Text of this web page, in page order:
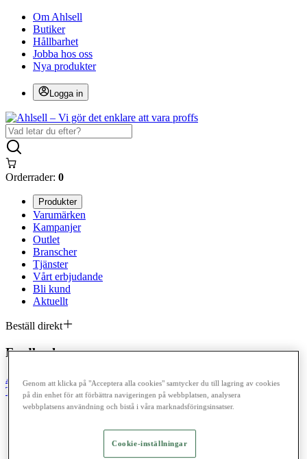
Om Ahlsell
Butiker
Hållbarhet
Jobba hos oss
Nya produkter
Logga in
Orderrader: 0
Produkter
Varumärken
Kampanjer
Outlet
Branscher
Tjänster
Vårt erbjudande
Bli kund
Aktuellt
Beställ direkt
Feedback
Ahlsell Produkter Konsumentvaror 90-98
90 Fläktsystem
Tillbehör till spisfläktar Franke Futurum
Genom att klicka på "Acceptera alla cookies" samtycker du till lagring av cookies
på din enhet för att förbättra navigeringen på webbplatsen, analysera
webbplatsens användning och bistå i våra marknadsföringsinsatser.
Cookie-inställningar